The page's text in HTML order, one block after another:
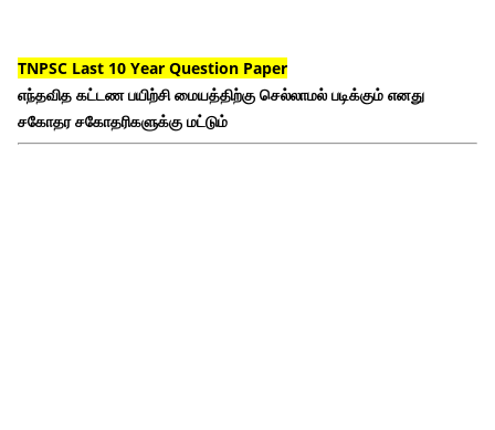
TNPSC Last 10 Year Question Paper
எந்தவித கட்டண பயிற்சி மையத்திற்கு செல்லாமல் படிக்கும் எனது
சகோதர சகோதரிகளுக்கு மட்டும்